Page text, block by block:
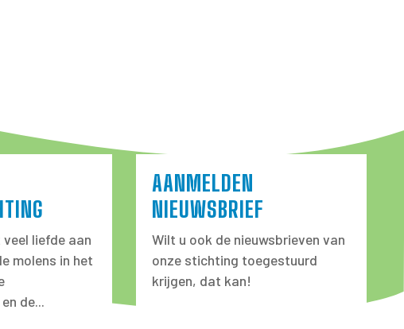
liefde aan
molens in het
de...
AANMELDEN
NIEUWSBRIEF
Wilt u ook de nieuwsbrieven van
onze stichting toegestuurd
krijgen, dat kan!